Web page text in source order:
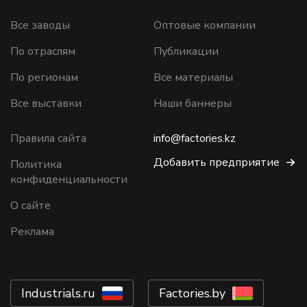
Все заводы
По отраслям
По регионам
Все выставки
Оптовые компании
Публикации
Все материалы
Наши баннеры
Правила сайта
Политика
конфиденциальности
О сайте
Реклама
info@factories.kz
Добавить предприятие
Industrials.ru Factories.by